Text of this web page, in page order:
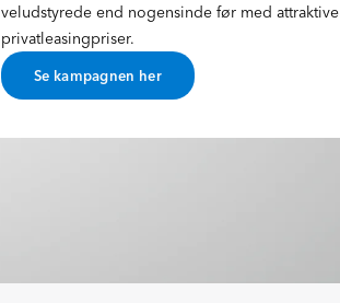
veludstyrede end nogensinde før med attraktive
privatleasingpriser.
Se kampagnen her